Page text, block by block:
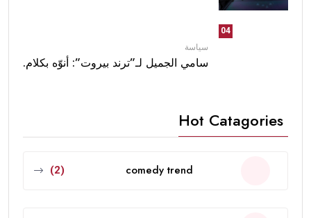
04
سياسة
سامي الجميل لـ”ترند بيروت”: أنوّه بكلام.
Hot Catagories
comedy trend
(2)